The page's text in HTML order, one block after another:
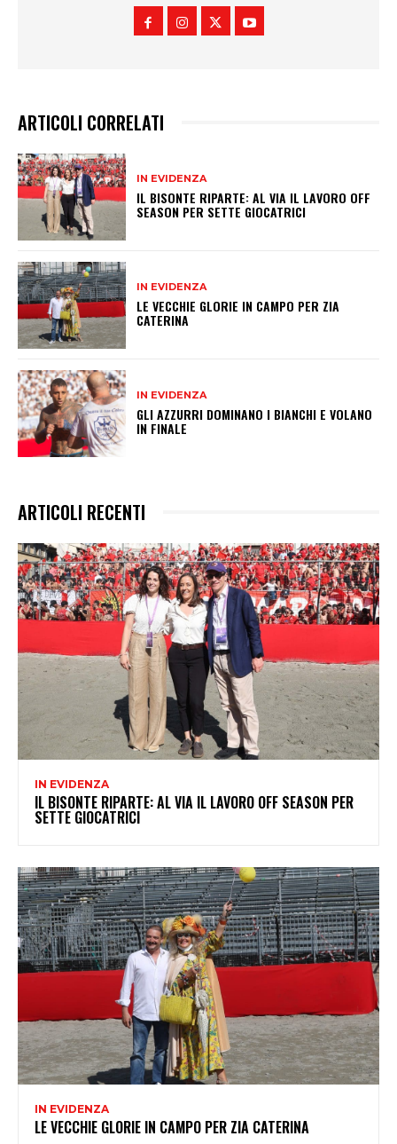
ARTICOLI CORRELATI
IN EVIDENZA
IL BISONTE RIPARTE: AL VIA IL LAVORO OFF
SEASON PER SETTE GIOCATRICI
IN EVIDENZA
LE VECCHIE GLORIE IN CAMPO PER ZIA
CATERINA
IN EVIDENZA
GLI AZZURRI DOMINANO I BIANCHI E VOLANO
IN FINALE
ARTICOLI RECENTI
IN EVIDENZA
IL BISONTE RIPARTE: AL VIA IL LAVORO OFF SEASON PER
SETTE GIOCATRICI
IN EVIDENZA
LE VECCHIE GLORIE IN CAMPO PER ZIA CATERINA